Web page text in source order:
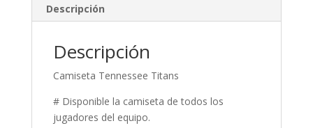
Descripción
Descripción
Camiseta Tennessee Titans
# Disponible la camiseta de todos los
jugadores del equipo.